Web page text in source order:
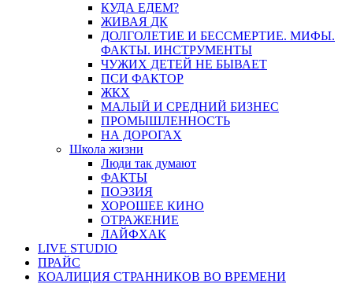
КУДА ЕДЕМ?
ЖИВАЯ ДК
ДОЛГОЛЕТИЕ И БЕССМЕРТИЕ. МИФЫ.
ФАКТЫ. ИНСТРУМЕНТЫ
ЧУЖИХ ДЕТЕЙ НЕ БЫВАЕТ
ПСИ ФАКТОР
ЖКХ
МАЛЫЙ И СРЕДНИЙ БИЗНЕС
ПРОМЫШЛЕННОСТЬ
НА ДОРОГАХ
Школа жизни
Люди так думают
ФАКТЫ
ПОЭЗИЯ
ХОРОШЕЕ КИНО
ОТРАЖЕНИЕ
ЛАЙФХАК
LIVE STUDIO
ПРАЙС
КОАЛИЦИЯ СТРАННИКОВ ВО ВРЕМЕНИ